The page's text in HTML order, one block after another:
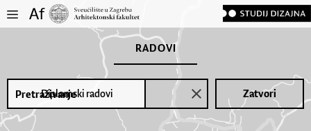
RADOVI
Diplomski radovi Zatvori